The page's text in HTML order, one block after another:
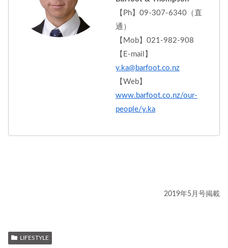
【Ph】09-307-6340（直
通）
【Mob】021-982-908
【E-mail】
y.ka@barfoot.co.nz
【Web】
www.barfoot.co.nz/our-
people/y.ka
2019年5月号掲載
LIFESTYLE